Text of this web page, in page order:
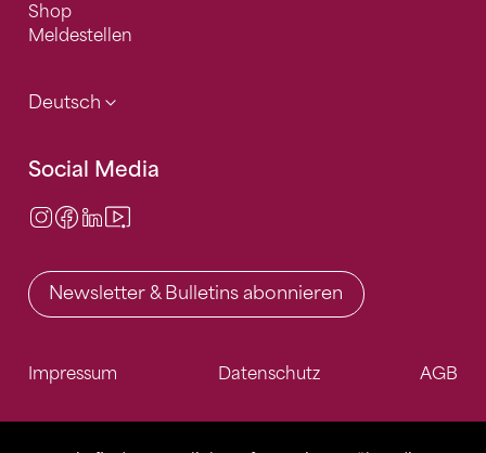
Shop
Meldestellen
Deutsch
Social Media
Instagram
Facebook
LinkedIn
Newsletter & Bulletins abonnieren
Impressum Datenschutz AGB